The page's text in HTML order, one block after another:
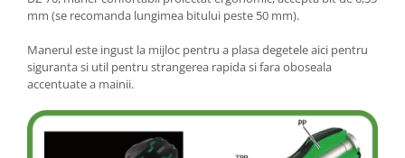
mm (se recomanda lungimea bitului peste 50 mm).
Manerul este ingust la mijloc pentru a plasa degetele aici pentru
siguranta si util pentru strangerea rapida si fara oboseala
accentuate a mainii.